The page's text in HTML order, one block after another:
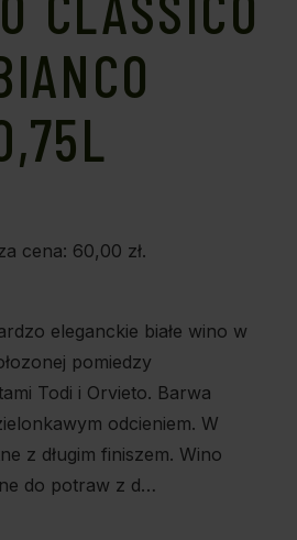
cena: 60,00 zł.
eleganckie białe wino w
pomiedzy
Todi i Orvieto. Barwa
odcieniem. W
z długim finiszem. Wino
do potraw z d…